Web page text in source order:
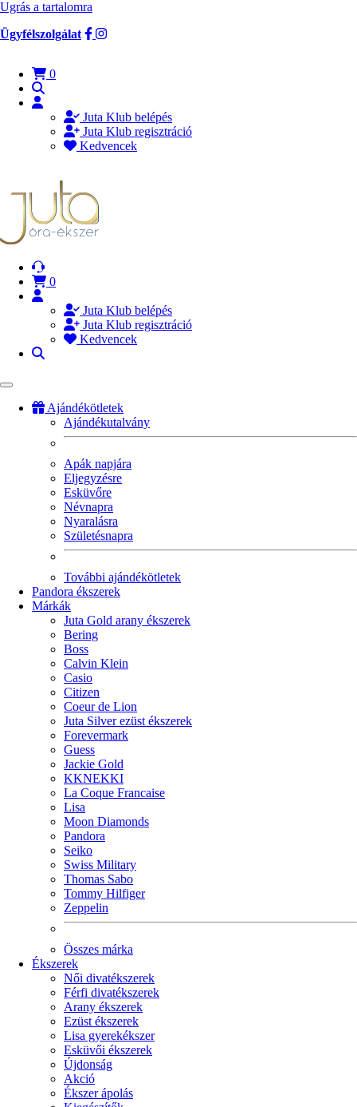
Ugrás a tartalomra
Ügyfélszolgálat
0
Juta Klub belépés
Juta Klub regisztráció
Kedvencek
0
Juta Klub belépés
Juta Klub regisztráció
Kedvencek
Ajándékötletek
Ajándékutalvány
Apák napjára
Eljegyzésre
Esküvőre
Névnapra
Nyaralásra
Születésnapra
További ajándékötletek
Pandora ékszerek
Márkák
Juta Gold arany ékszerek
Bering
Boss
Calvin Klein
Casio
Citizen
Coeur de Lion
Juta Silver ezüst ékszerek
Forevermark
Guess
Jackie Gold
KKNEKKI
La Coque Francaise
Lisa
Moon Diamonds
Pandora
Seiko
Swiss Military
Thomas Sabo
Tommy Hilfiger
Zeppelin
Összes márka
Ékszerek
Női divatékszerek
Férfi divatékszerek
Arany ékszerek
Ezüst ékszerek
Lisa gyerekékszer
Esküvői ékszerek
Újdonság
Akció
Ékszer ápolás